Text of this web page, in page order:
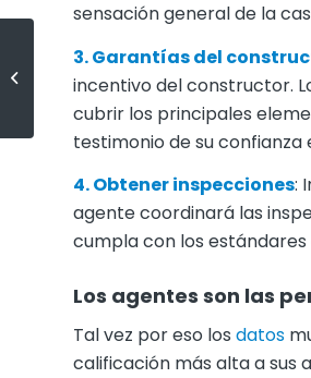
sensación general de la
3. Garantías del
incentivo del constructor.
cubrir los principales
testimonio de su confianza
4. Obtener inspecciones:
agente coordinará las
cumpla con los estándares
Los agentes son las
Tal vez por eso los datos
calificación más alta a sus
Por qué un condominio podría
ser su primera casa perfecta